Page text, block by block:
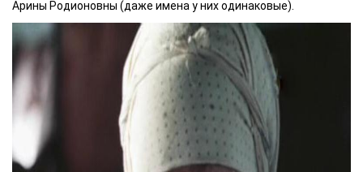
Арины Родионовны (даже имена у них одинаковые).